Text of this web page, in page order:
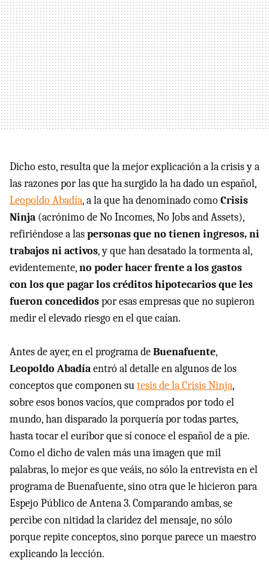
Dicho esto, resulta que la mejor explicación a la crisis y a
las razones por las que ha surgido la ha dado un español,
Leopoldo Abadía, a la que ha denominado comoCrisis
Ninja (acrónimo de No Incomes, No Jobs and Assets),
refiriéndose a laspersonas que no tienen ingresos, ni
trabajos ni activos, y que han desatado la tormenta al,
evidentemente,no poder hacer frente a los gastos
con los que pagar los créditos hipotecarios que les
fueron concedidospor esas empresas que no supieron
medir el elevado riesgo en el que caían.
Antes de ayer, en el programa deBuenafuente,
Leopoldo Abadíaentró al detalle en algunos de los
conceptos que componen sutesis de la Crisis Ninja,
sobre esos bonos vacíos, que comprados por todo el
mundo, han disparado la porquería por todas partes,
hasta tocar el euríbor que sí conoce el español de a pie.
Como el dicho de valen más una imagen que mil
palabras, lo mejor es que veáis, no sólo la entrevista en el
programa de Buenafuente, sino otra que le hicieron para
Espejo Público de Antena 3. Comparando ambas, se
percibe con nitidad la claridez del mensaje, no sólo
porque repite conceptos, sino porque parece un maestro
explicando la lección.